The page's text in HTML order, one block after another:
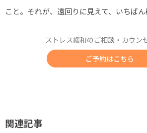
こと。それが、遠回りに見えて、いちばん
ストレス緩和のご相談・カウン
ご予約はこちら
関連記事